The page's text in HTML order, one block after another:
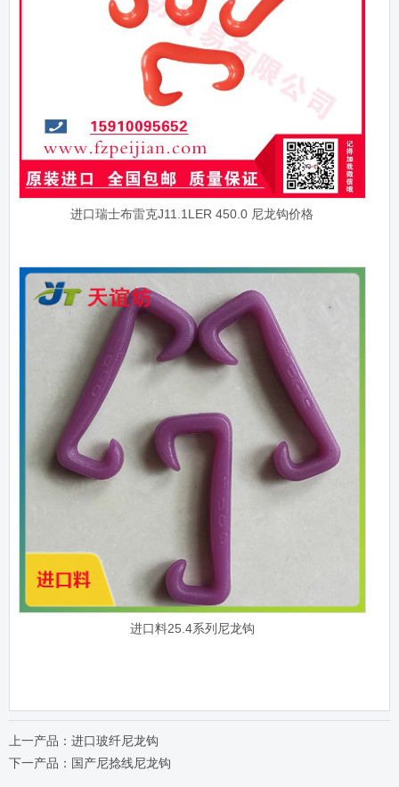
进口瑞士布雷克J11.1LER 450.0 尼龙钩价格
进口料25.4系列尼龙钩
上一产品：进口玻纤尼龙钩
下一产品：国产尼捻线尼龙钩